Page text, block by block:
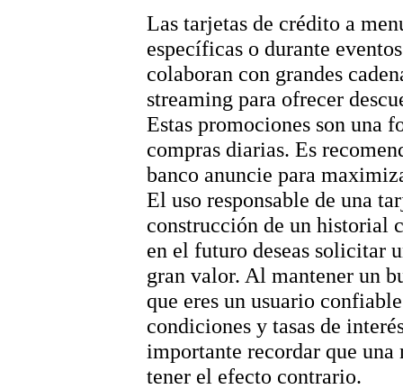
Las tarjetas de crédito a
específicas o durante
colaboran con grandes
streaming para ofrecer
Estas promociones son una
compras diarias. Es
banco anuncie para
El uso responsable de una
construcción de un historial
en el futuro deseas solicitar
gran valor. Al mantener un
que eres un usuario
condiciones y tasas de
importante recordar que
tener el efecto contrario.